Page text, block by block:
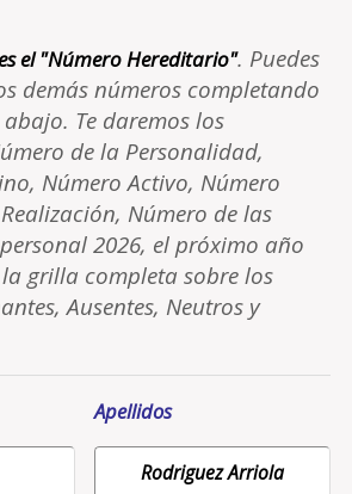
el "Número Hereditario". Puedes
demás números completando
Te daremos los
de la Personalidad,
Número Activo, Número
Número de las
2026, el próximo año
grilla completa sobre los
Ausentes, Neutros y
Apellidos